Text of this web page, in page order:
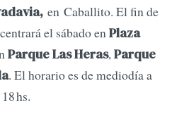
en Caballito. El fin de
el sábado enPlaza
Parque Las Heras,Parque
. El horario es de mediodía a
hs.